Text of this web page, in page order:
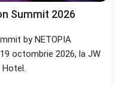
Summit 2026
by NETOPIA
octombrie 2026, la JW